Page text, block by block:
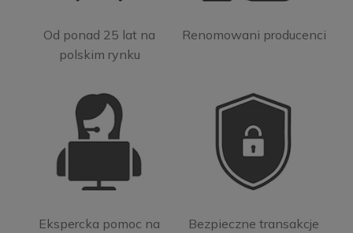
Od ponad 25 lat na
polskim rynku
Renomowani producenci
Ekspercka pomoc na
Bezpieczne transakcje